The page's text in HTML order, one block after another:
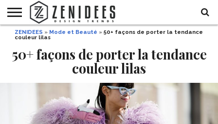
HOME
FÊTE
BEAUTÉ
ZENIDEES » Mode et Beauté » 50+ façons de porter la tendance
couleur lilas
50+ façons de porter la tendance
couleur lilas